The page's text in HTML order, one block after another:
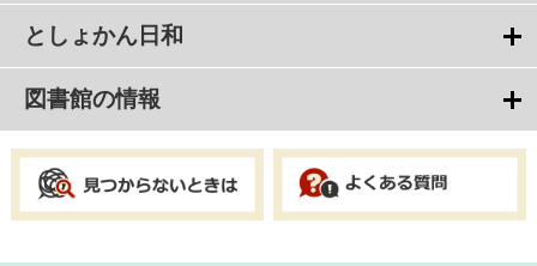
としょかん日和
図書館の情報